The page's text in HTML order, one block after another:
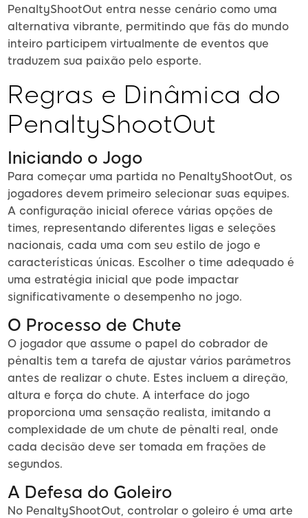
PenaltyShootOut entra nesse cenário como uma
alternativa vibrante, permitindo que fãs do mundo
inteiro participem virtualmente de eventos que
traduzem sua paixão pelo esporte.
Regras e Dinâmica do
PenaltyShootOut
Iniciando o Jogo
Para começar uma partida no PenaltyShootOut, os
jogadores devem primeiro selecionar suas equipes.
A configuração inicial oferece várias opções de
times, representando diferentes ligas e seleções
nacionais, cada uma com seu estilo de jogo e
características únicas. Escolher o time adequado é
uma estratégia inicial que pode impactar
significativamente o desempenho no jogo.
O Processo de Chute
O jogador que assume o papel do cobrador de
pênaltis tem a tarefa de ajustar vários parâmetros
antes de realizar o chute. Estes incluem a direção,
altura e força do chute. A interface do jogo
proporciona uma sensação realista, imitando a
complexidade de um chute de pênalti real, onde
cada decisão deve ser tomada em frações de
segundos.
A Defesa do Goleiro
No PenaltyShootOut, controlar o goleiro é uma arte